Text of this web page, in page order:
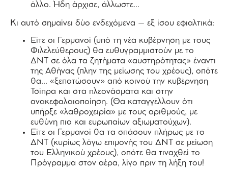
άλλο. Ήδη άρχισε, άλλωστε…
Κι αυτό σημαίνει δύο ενδεχόμενα – εξ ίσου εφιαλτικά:
Είτε οι Γερμανοί (υπό τη νέα κυβέρνηση με τους
Φιλελεύθερους) θα ευθυγραμμιστούν με το
ΔΝΤ σε όλα τα ζητήματα «αυστηρότητας» έναντι
της Αθήνας (πλην της μείωσης του χρέους), οπότε
θα… «ξεπατώσουν» από κοινού την κυβέρνηση
Τσίπρα και στα πλεονάσματα και στην
ανακεφαλαιοποίηση. (Θα καταγγέλλουν ότι
υπήρξε «λαθροχειρία» με τους αριθμούς, με
ευθύνη πια και ευρωπαίων αξιωματούχων).
Είτε οι Γερμανοί θα τα σπάσουν πλήρως με το
ΔΝΤ (κυρίως λόγω επιμονής του ΔΝΤ σε μείωση
του Ελληνικού χρέους), οπότε θα τιναχθεί το
Πρόγραμμα στον αέρα, λίγο πριν τη λήξη του!